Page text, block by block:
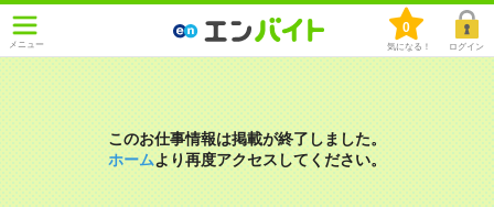
メニュー
0
気になる！ ログイン
このお仕事情報は掲載が終了しました。
ホームより再度アクセスしてください。